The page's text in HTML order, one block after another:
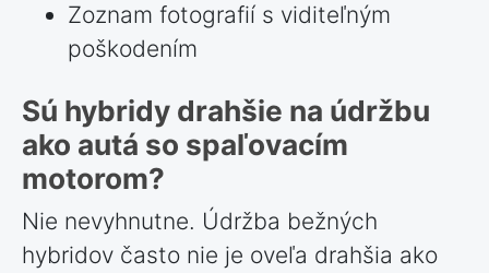
Zoznam fotografií s viditeľným
poškodením
Sú hybridy drahšie na údržbu
ako autá so spaľovacím
motorom?
Nie nevyhnutne. Údržba bežných
hybridov často nie je oveľa drahšia ako